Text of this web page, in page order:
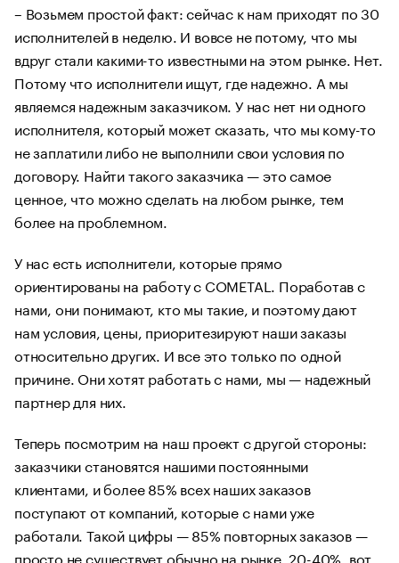
– Возьмем простой факт: сейчас к нам приходят по 30
исполнителей в неделю. И вовсе не потому, что мы
вдруг стали какими-то известными на этом рынке. Нет.
Потому что исполнители ищут, где надежно. А мы
являемся надежным заказчиком. У нас нет ни одного
исполнителя, который может сказать, что мы кому-то
не заплатили либо не выполнили свои условия по
договору. Найти такого заказчика — это самое
ценное, что можно сделать на любом рынке, тем
более на проблемном.
У нас есть исполнители, которые прямо
ориентированы на работу с COMETAL. Поработав с
нами, они понимают, кто мы такие, и поэтому дают
нам условия, цены, приоритезируют наши заказы
относительно других. И все это только по одной
причине. Они хотят работать с нами, мы — надежный
партнер для них.
Теперь посмотрим на наш проект с другой стороны:
заказчики становятся нашими постоянными
клиентами, и более 85% всех наших заказов
поступают от компаний, которые с нами уже
работали. Такой цифры — 85% повторных заказов —
просто не существует обычно на рынке, 20-40%, вот